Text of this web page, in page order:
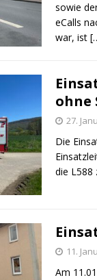
sowie
eCalls
war, ist
ohne
27.
Die
die L588
11.
Am